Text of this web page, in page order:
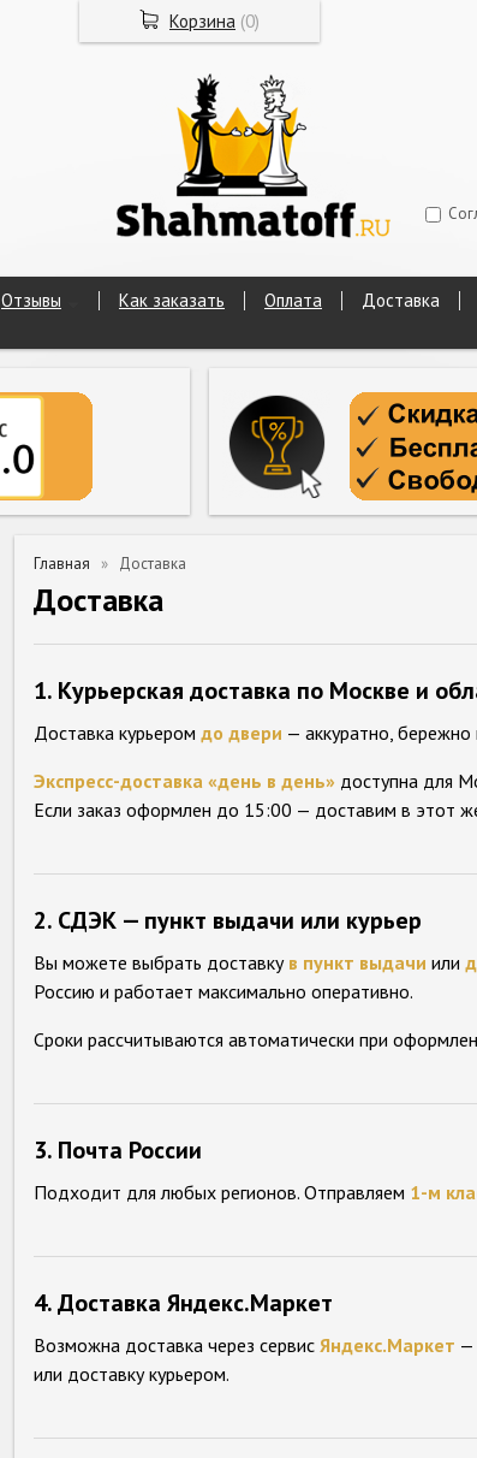
Отзывы Как заказать Оплата Доставка
Главная Доставка
Доставка
1. Курьерская доставка по Москве и
Доставка курьером до двери — аккуратно,
Экспресс-доставка «день в день» доступна для
Если заказ оформлен до 15:00 — доставим в этот
2. СДЭК — пункт выдачи или курьер
Вы можете выбрать доставку в пункт выдачи или
Россию и работает максимально оперативно.
Сроки рассчитываются автоматически при
3. Почта России
Подходит для любых регионов. Отправляем 1-м
4. Доставка Яндекс.Маркет
Возможна доставка через сервис Яндекс.Маркет —
или доставку курьером.
Корзина (0)